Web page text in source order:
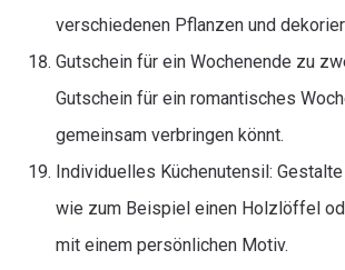
verschiedenen Pflanzen und
Gutschein für ein Wochenende zu
Gutschein für ein romantisches
gemeinsam verbringen könnt.
Individuelles Küchenutensil:
wie zum Beispiel einen Holzlöffel
mit einem persönlichen Motiv.